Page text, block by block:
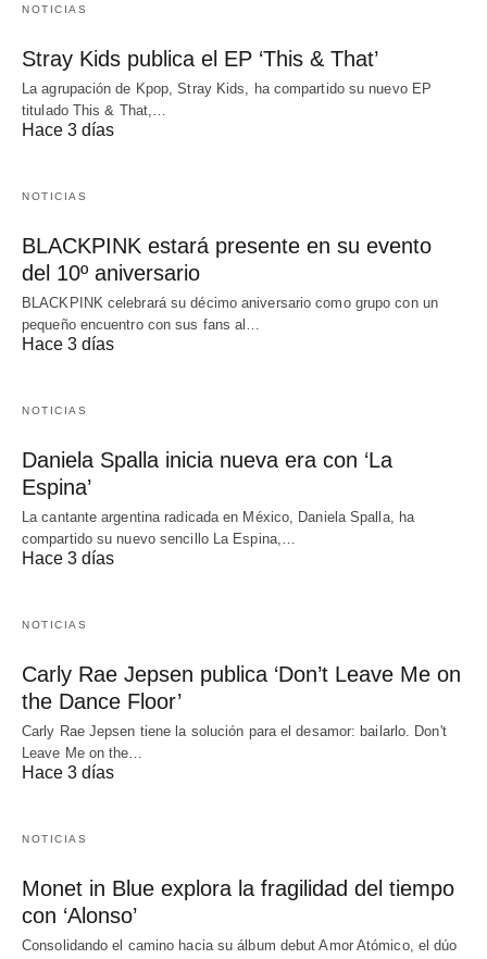
NOTICIAS
Stray Kids publica el EP ‘This & That’
La agrupación de Kpop, Stray Kids, ha compartido su nuevo EP
titulado This & That,…
Hace 3 días
NOTICIAS
BLACKPINK estará presente en su evento
del 10º aniversario
BLACKPINK celebrará su décimo aniversario como grupo con un
pequeño encuentro con sus fans al…
Hace 3 días
NOTICIAS
Daniela Spalla inicia nueva era con ‘La
Espina’
La cantante argentina radicada en México, Daniela Spalla, ha
compartido su nuevo sencillo La Espina,…
Hace 3 días
NOTICIAS
Carly Rae Jepsen publica ‘Don’t Leave Me on
the Dance Floor’
Carly Rae Jepsen tiene la solución para el desamor: bailarlo. Don't
Leave Me on the…
Hace 3 días
NOTICIAS
Monet in Blue explora la fragilidad del tiempo
con ‘Alonso’
Consolidando el camino hacia su álbum debut Amor Atómico, el dúo